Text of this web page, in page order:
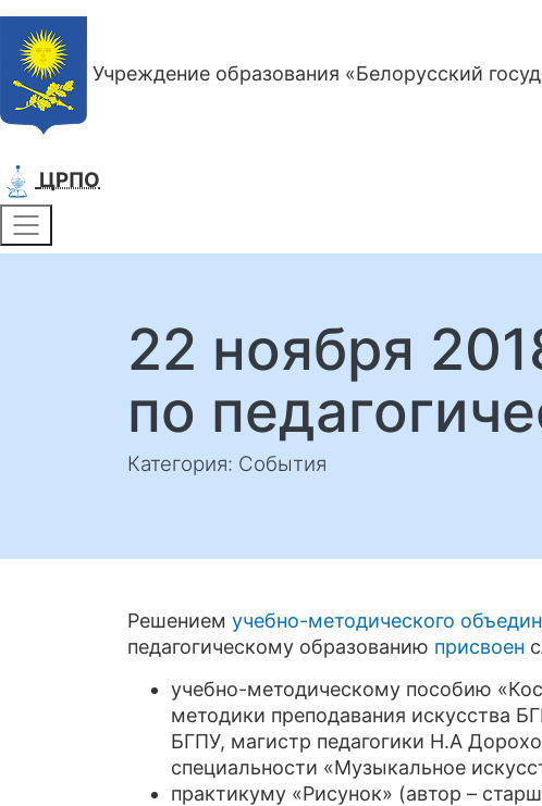
Учреждение образования «Белорусский
ЦРПО
22 ноября
по
Категория: События
Решением учебно-методического
педагогическому образованию присвоен
учебно-методическому пособию
методики преподавания искусства
БГПУ, магистр педагогики Н.А
специальности «Музыкальное
практикуму «Рисунок» (автор –